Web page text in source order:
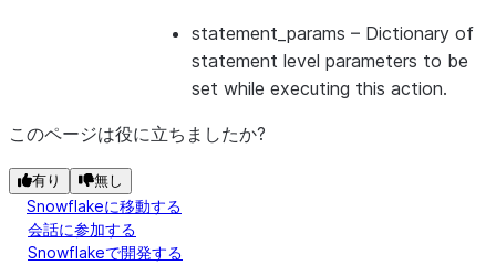
statement_params – Dictionary of
statement level parameters to be
set while executing this action.
このページは役に立ちましたか?
有り 無し
Snowflakeに移動する
会話に参加する
Snowflakeで開発する